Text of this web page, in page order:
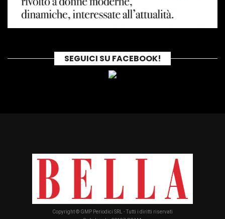
SEGUICI SU FACEBOOK!
Copyright © GMP Periodici SRL - Tutti i diritti riservati